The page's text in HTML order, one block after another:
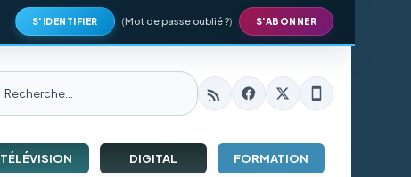
S'IDENTIFIER (Mot de passe oublié ?) S'ABONNER
TÉLÉVISION DIGITAL FORMATION